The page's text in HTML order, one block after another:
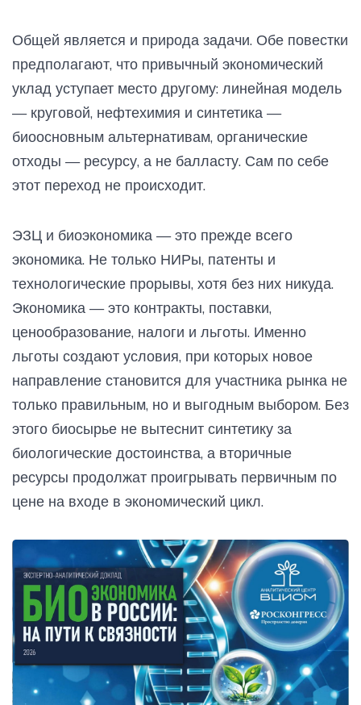
Общей является и природа задачи. Обе повестки
предполагают, что привычный экономический
уклад уступает место другому: линейная модель
— круговой, нефтехимия и синтетика —
биоосновным альтернативам, органические
отходы — ресурсу, а не балласту. Сам по себе
этот переход не происходит.
ЭЗЦ и биоэкономика — это прежде всего
экономика. Не только НИРы, патенты и
технологические прорывы, хотя без них никуда.
Экономика — это контракты, поставки,
ценообразование, налоги и льготы. Именно
льготы создают условия, при которых новое
направление становится для участника рынка не
только правильным, но и выгодным выбором. Без
этого биосырье не вытеснит синтетику за
биологические достоинства, а вторичные
ресурсы продолжат проигрывать первичным по
цене на входе в экономический цикл.